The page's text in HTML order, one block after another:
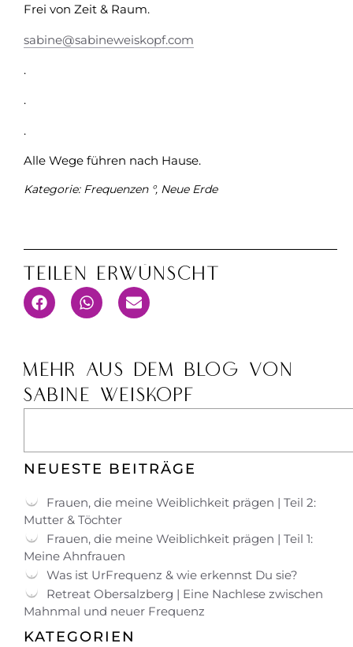
Frei von Zeit & Raum.
sabine@sabineweiskopf.com
.
.
.
Alle Wege führen nach Hause.
Kategorie: Frequenzen °, Neue Erde
Teilen Erwünscht
MEHR AUS DEM BLOG VON
SABINE WEISKOPF
NEUESTE BEITRÄGE
Frauen, die meine Weiblichkeit prägen | Teil 2:
Mutter & Töchter
Frauen, die meine Weiblichkeit prägen | Teil 1:
Meine Ahnfrauen
Was ist UrFrequenz & wie erkennst Du sie?
Retreat Obersalzberg | Eine Nachlese zwischen
Mahnmal und neuer Frequenz
KATEGORIEN